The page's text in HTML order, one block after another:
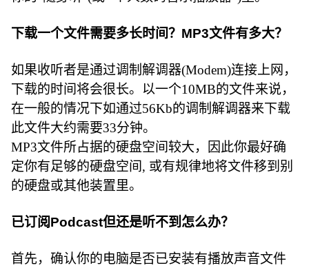
下载一个文件需要多长时间？MP3文件有多大？
如果收听者是通过调制解调器(Modem)连接上网，
下载的时间将会很长。以一个10MB的文件来说，
在一般的情况下如通过56Kb的调制解调器来下载
此文件大约需要33分钟。
MP3文件所占据的硬盘空间较大，因此你最好确
定你有足够的硬盘空间, 或有规律地将文件移到别
的硬盘或其他装置里。
已订阅Podcast但还是听不到怎么办？
首先，确认你的电脑是否已安装有播放声音文件